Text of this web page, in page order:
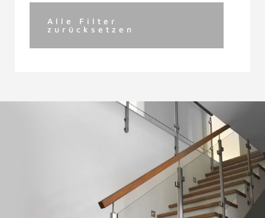
Alle Filter
zurücksetzen